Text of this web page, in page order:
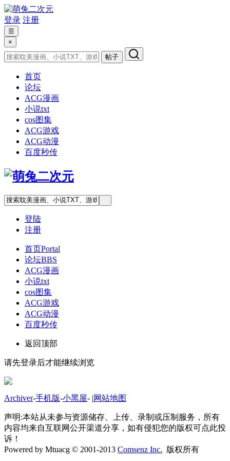
登录 注册
☰
×
帖子
首页
论坛
ACG漫画
小说txt
cos图集
ACG游戏
ACG动漫
百度秒传
登陆
注册
首页Portal
论坛BBS
ACG漫画
小说txt
cos图集
ACG游戏
ACG动漫
百度秒传
返回顶部
请先登录后才能继续浏览
Archiver-手机版-小黑屋- |网站地图
声明:本站从未参与资源储存、上传、录制或压制服务，所有
内容均来自互联网公开渠道分享，如有侵犯您的版权可点此投
诉！
Powered by Mtuacg © 2001-2013 Comsenz Inc. 版权所有